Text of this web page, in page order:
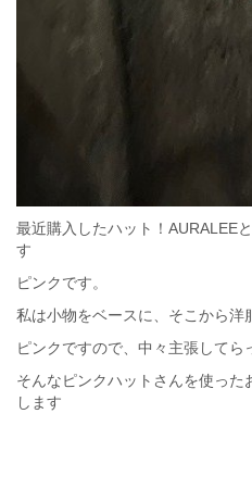
最近購入したハット！AURALEE
す
ピンクです。
私は小物をベースに、そこから洋
ピンクですので、中々主張してら
そんなピンクハットさんを使っ
します